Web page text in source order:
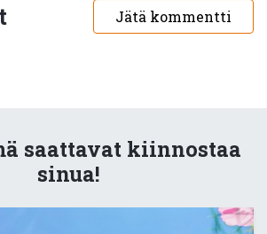
Jätä kommentti
saattavat kiinnostaa
sinua!